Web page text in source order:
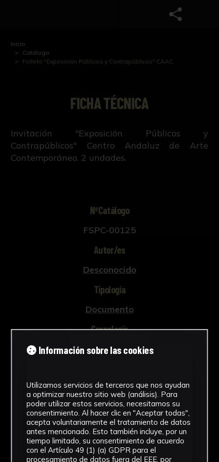
Inicio
Catálogo
Folleto "Exposición Públicos y Contrapúblicos" CAAC.
FICHA TÉCNICA
Invitación "Exposición Públicos y
Contrapúblicos" Centro Andaluz de Arte
Contemporáneo. 2 undades.
NºCatálogo
FSPC-00125
Autor/es
Desconocido
Tipología
Documento
Cronología
2010 - 2011
Impresión
Ubicación
CICUS. Edificio Madre de Dios
Ver más
Información sobre las cookies
Utilizamos servicios de terceros que nos ayudan
a optimizar nuestro sitio web (análisis). Para
poder utilizar estos servicios, necesitamos su
consentimiento. Al hacer clic en "Aceptar todas",
acepta voluntariamente el tratamiento de datos
antes mencionado. Esto también incluye, por un
tiempo limitado, su consentimiento de acuerdo
con el Artículo 49 (1) (a) GDPR para el
procesamiento de datos fuera del EEE, por